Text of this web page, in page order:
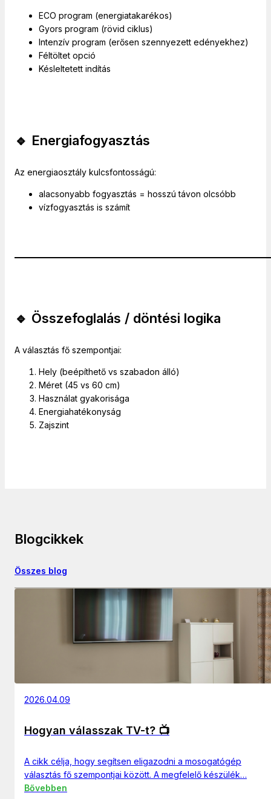
ECO program (energiatakarékos)
Gyors program (rövid ciklus)
Intenzív program (erősen szennyezett edényekhez)
Féltöltet opció
Késleltetett indítás
🔹 Energiafogyasztás
Az energiaosztály kulcsfontosságú:
alacsonyabb fogyasztás = hosszú távon olcsóbb
vízfogyasztás is számít
🔹 Összefoglalás / döntési logika
A választás fő szempontjai:
Hely (beépíthető vs szabadon álló)
Méret (45 vs 60 cm)
Használat gyakorisága
Energiahatékonyság
Zajszint
Blogcikkek
Összes blog
2026.04.09
Hogyan válasszak TV-t? 📺
A cikk célja, hogy segítsen eligazodni a mosogatógép
választás fő szempontjai között. A megfelelő készülék…
Bővebben